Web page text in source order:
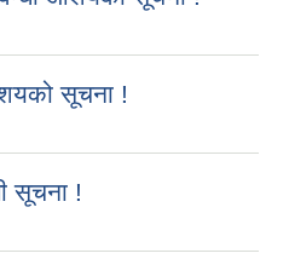
सूचना !
सूचना !